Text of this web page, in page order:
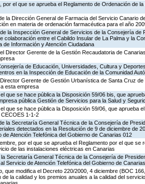
por el que se aprueba el Reglamento de Ordenación de
la Dirección General de Farmacia del Servicio Canario
en materia de ordenación farmacéutica para el año
la Inspección General de Servicios de la Consejería
colaboración entre el Cabildo Insular de La Palma y la
de Información y Atención Ciudadana
Director Gerente de la Gestión Recaudatoria de
de Educación, Universidades, Cultura y
en la Inspección de Educación de la Comunidad
Gerente de Gestión Urbanística de Santa Cruz
esta empresa
que se hace pública la Disposición 59/06 bis, que
pública Gestión de Servicios para la Salud y
que se hace pública la Disposición 59/06, que aprueba
1-1-2
la Secretaría General Técnica de la Consejería de
detectados en la Resolución de 9 de diciembre de
Atención Telefónica del Gobierno de Canarias 012
por el que se aprueba el Reglamento por el que
de las instalaciones eléctricas en Canarias
Secretaría General Técnica de la Consejería de
Servicio de Atención Telefónica del Gobierno de
que modifica el Decreto 220/2000, 4 diciembre (BOC
de la calidad y los premios anuales a la calidad del